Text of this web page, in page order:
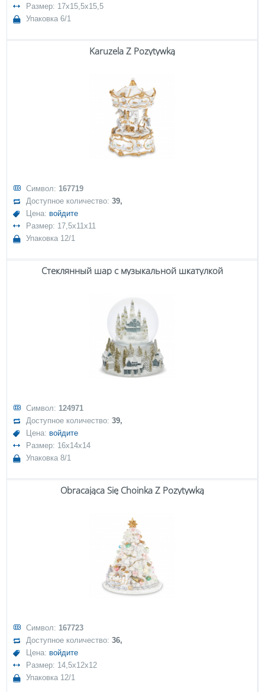
Размер: 17x15,5x15,5
Упаковка 6/1
Karuzela Z Pozytywką
Символ: 167719
Доступное количество:39,
Цена: войдите
Размер: 17,5x11x11
Упаковка 12/1
Стеклянный шар с музыкальной шкатулкой
Символ: 124971
Доступное количество:39,
Цена: войдите
Размер: 16x14x14
Упаковка 8/1
Obracająca Się Choinka Z Pozytywką
Символ: 167723
Доступное количество:36,
Цена: войдите
Размер: 14,5x12x12
Упаковка 12/1